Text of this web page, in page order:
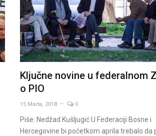
Ključne novine u federalnom
o PIO
15 Marta, 2018 0
Piše: Nedžad Kušljugić U Federaciji Bosne i
Hercegovine bi početkom aprila trebalo da